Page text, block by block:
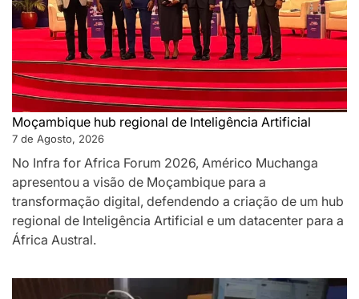
Moçambique hub regional de Inteligência Artificial
7 de Agosto, 2026
No Infra for Africa Forum 2026, Américo Muchanga
apresentou a visão de Moçambique para a
transformação digital, defendendo a criação de um hub
regional de Inteligência Artificial e um datacenter para a
África Austral.